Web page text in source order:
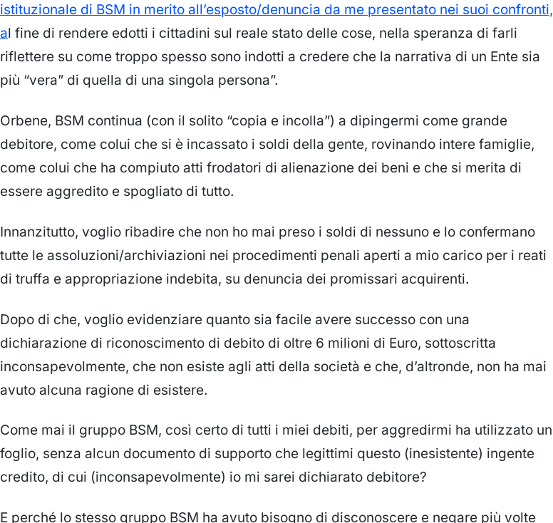
istituzionale di BSM in merito all’esposto/denuncia da me presentato nei suoi confronti,
al fine di rendere edotti i cittadini sul reale stato delle cose, nella speranza di farli
riflettere su come troppo spesso sono indotti a credere che la narrativa di un Ente sia
più “vera” di quella di una singola persona”.
Orbene, BSM continua (con il solito “copia e incolla”) a dipingermi come grande
debitore, come colui che si è incassato i soldi della gente, rovinando intere famiglie,
come colui che ha compiuto atti frodatori di alienazione dei beni e che si merita di
essere aggredito e spogliato di tutto.
Innanzitutto, voglio ribadire che non ho mai preso i soldi di nessuno e lo confermano
tutte le assoluzioni/archiviazioni nei procedimenti penali aperti a mio carico per i reati
di truffa e appropriazione indebita, su denuncia dei promissari acquirenti.
Dopo di che, voglio evidenziare quanto sia facile avere successo con una
dichiarazione di riconoscimento di debito di oltre 6 milioni di Euro, sottoscritta
inconsapevolmente, che non esiste agli atti della società e che, d’altronde, non ha mai
avuto alcuna ragione di esistere.
Come mai il gruppo BSM, così certo di tutti i miei debiti, per aggredirmi ha utilizzato un
foglio, senza alcun documento di supporto che legittimi questo (inesistente) ingente
credito, di cui (inconsapevolmente) io mi sarei dichiarato debitore?
E perché lo stesso gruppo BSM ha avuto bisogno di disconoscere e negare più volte